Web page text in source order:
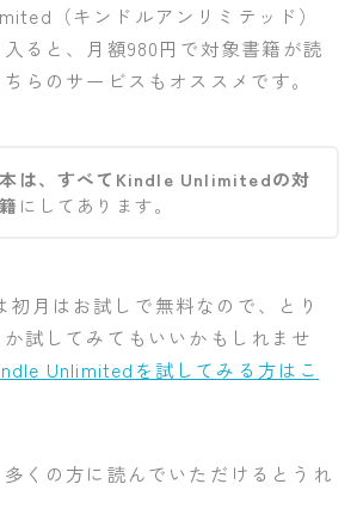
（キンドルアンリミテッド）
ると、月額980円で対象書籍が読
らのサービスもオススメです。
は、すべてKindle Unlimitedの対
にしてあります。
月はお試しで無料なので、とり
試してみてもいいかもしれませ
Unlimitedを試してみる方はこ
くの方に読んでいただけるとうれ